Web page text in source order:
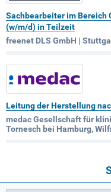
Sachbearbeiter im Bereich
(w/m/d) in Teilzeit
freenet DLS GmbH |
Leitung der Herstellung
medac Gesellschaft für
Tornesch bei Hamburg,